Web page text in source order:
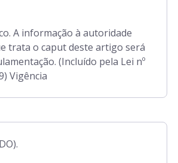
A informação à autoridade
trata o caput deste artigo será
(Incluído pela Lei nº
Vigência